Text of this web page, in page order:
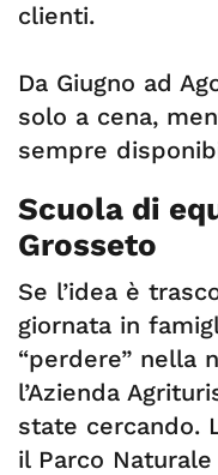
clienti.
Da Giugno ad
solo a cena,
sempre
Scuola di
Grosseto
Se l’idea è
giornata in
“perdere” nella
l’Azienda
state cercando.
il Parco